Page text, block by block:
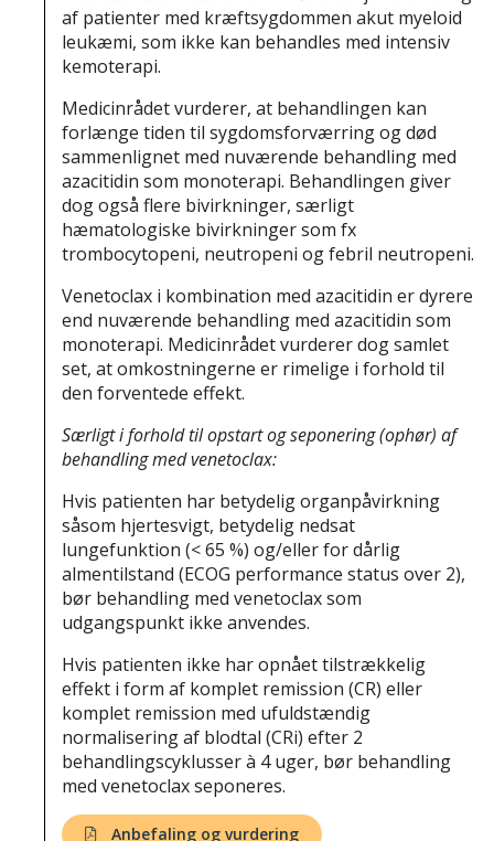
af patienter med kræftsygdommen akut myeloid
leukæmi, som ikke kan behandles med intensiv
kemoterapi.
Medicinrådet vurderer, at behandlingen kan
forlænge tiden til sygdomsforværring og død
sammenlignet med nuværende behandling med
azacitidin som monoterapi. Behandlingen giver
dog også flere bivirkninger, særligt
hæmatologiske bivirkninger som fx
trombocytopeni, neutropeni og febril neutropeni.
Venetoclax i kombination med azacitidin er dyrere
end nuværende behandling med azacitidin som
monoterapi. Medicinrådet vurderer dog samlet
set, at omkostningerne er rimelige i forhold til
den forventede effekt.
Særligt i forhold til opstart og seponering (ophør) af
behandling med venetoclax:
Hvis patienten har betydelig organpåvirkning
såsom hjertesvigt, betydelig nedsat
lungefunktion (< 65 %) og/eller for dårlig
almentilstand (ECOG performance status over 2),
bør behandling med venetoclax som
udgangspunkt ikke anvendes.
Hvis patienten ikke har opnået tilstrækkelig
effekt i form af komplet remission (CR) eller
komplet remission med ufuldstændig
normalisering af blodtal (CRi) efter 2
behandlingscyklusser à 4 uger, bør behandling
med venetoclax seponeres.
Anbefaling og vurdering